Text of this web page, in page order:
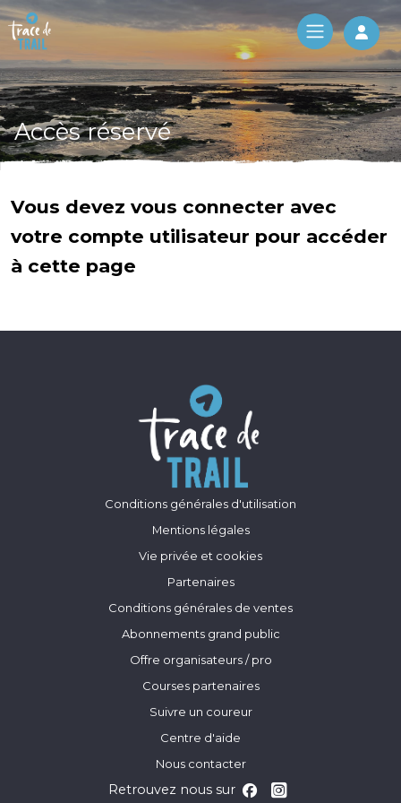
Log
Accès réservé
Vous devez vous connecter avec
votre compte utilisateur pour accéder
à cette page
Conditions générales d'utilisation
Mentions légales
Vie privée et cookies
Partenaires
Conditions générales de ventes
Abonnements grand public
Offre organisateurs / pro
Courses partenaires
Suivre un coureur
Centre d'aide
Nous contacter
Retrouvez nous sur